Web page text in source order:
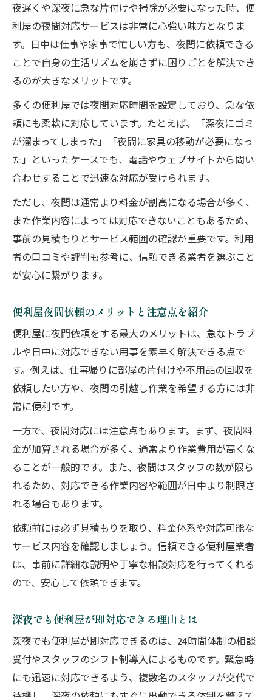
夜遅くや深夜に急な片付けや掃除が必要になった時、便
利屋の夜間対応サービスは非常に心強い味方となりま
す。日中は仕事や家事で忙しい方も、夜間に依頼できる
ことで自身の生活リズムを崩さずに困りごとを解決でき
るのが大きなメリットです。
多くの便利屋では夜間対応時間を設定しており、急な依
頼にも柔軟に対応しています。たとえば、「深夜にゴミ
が溜まってしまった」「夜間に家具の移動が必要になっ
た」といったケースでも、電話やウェブサイトから問い
合わせすることで迅速な対応が受けられます。
ただし、夜間は通常より料金が割高になる場合が多く、
また作業内容によっては対応できないこともあるため、
事前の見積もりとサービス範囲の確認が重要です。利用
者の口コミや評判も参考に、信頼できる業者を選ぶこと
が安心に繋がります。
便利屋夜間依頼のメリットと注意点を紹介
便利屋に夜間依頼をする最大のメリットは、急なトラブ
ルや日中に対応できない用事を素早く解決できる点で
す。例えば、仕事帰りに部屋の片付けや不用品の回収を
依頼したい方や、夜間の引越し作業を希望する方には非
常に便利です。
一方で、夜間対応には注意点もあります。まず、夜間料
金が加算される場合が多く、通常より作業費用が高くな
ることが一般的です。また、夜間はスタッフの数が限ら
れるため、対応できる作業内容や範囲が日中より制限さ
れる場合もあります。
依頼前には必ず見積もりを取り、料金体系や対応可能な
サービス内容を確認しましょう。信頼できる便利屋業者
は、事前に詳細な説明や丁寧な相談対応を行ってくれる
ので、安心して依頼できます。
深夜でも便利屋が即対応できる理由とは
深夜でも便利屋が即対応できるのは、24時間体制の相談
受付やスタッフのシフト制導入によるものです。緊急時
にも迅速に対応できるよう、複数名のスタッフが交代で